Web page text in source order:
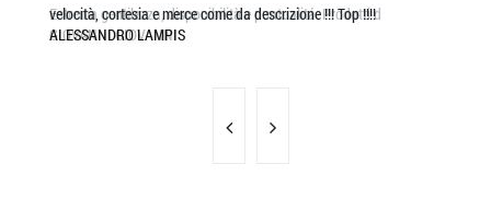
Estrema gentilezza, disponibilità e puntualitá. Prodotti d
GIOVANNI GIOVANNI
velocità, cortesia e merce come da descrizione !!! Top !!!!
ALESSANDRO LAMPIS